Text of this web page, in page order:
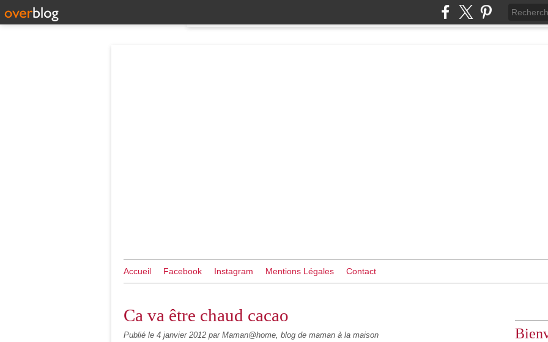
Accueil Facebook Instagram Mentions Légales Contact
Ca va être chaud cacao
Publié le 4 janvier 2012 par Maman@home, blog de maman à la maison